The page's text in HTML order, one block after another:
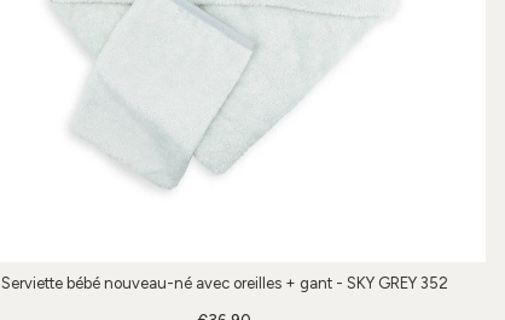
Serviette bébé nouveau-né avec oreilles + gant - SKY GREY 352